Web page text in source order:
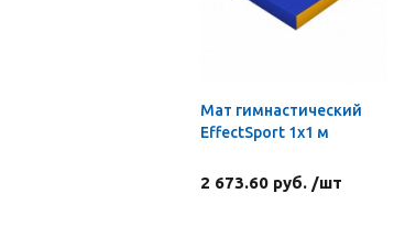
Мат гимнастический
EffectSport 1х1 м
2 673.60 руб. /шт